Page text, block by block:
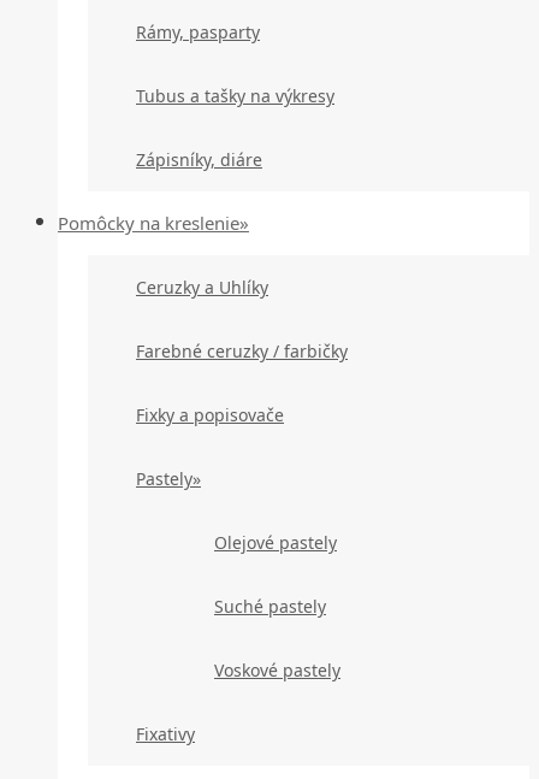
Rámy, pasparty
Tubus a tašky na výkresy
Zápisníky, diáre
Pomôcky na kreslenie»
Ceruzky a Uhlíky
Farebné ceruzky / farbičky
Fixky a popisovače
Pastely»
Olejové pastely
Suché pastely
Voskové pastely
Fixativy